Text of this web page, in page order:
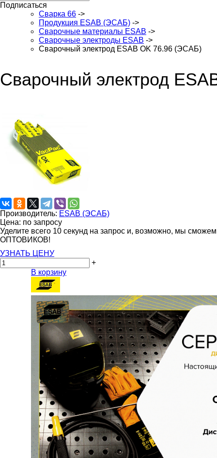
Подписаться
Сварка 66 ->
Продукция ESAB (ЭСАБ) ->
Сварочные материалы ESAB ->
Сварочные электроды ESAB ->
Сварочный электрод ESAB OK 76.96 (ЭСАБ)
Сварочный электрод
Производитель: ESAB (ЭСАБ)
Цена: по запросу
Уделите всего 10 секунд на запрос и, возможно, мы
ОПТОВИКОВ!
УЗНАТЬ ЦЕНУ
+
В корзину